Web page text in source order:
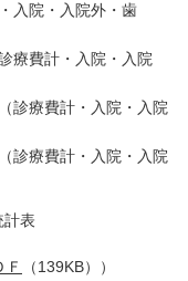
入院外・歯
・入院・入院
計・入院・入院
計・入院・入院
表
Ｆ
（139KB））